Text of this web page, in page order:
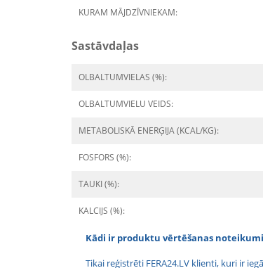
KURAM MĀJDZĪVNIEKAM:
Sastāvdaļas
OLBALTUMVIELAS (%):
OLBALTUMVIELU VEIDS:
METABOLISKĀ ENERĢIJA (KCAL/KG):
FOSFORS (%):
TAUKI (%):
KALCIJS (%):
Kādi ir produktu vērtēšanas
Tikai reģistrēti FERA24.LV klienti, kuri ir